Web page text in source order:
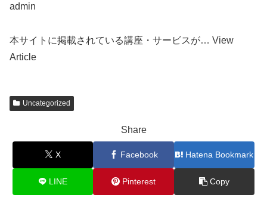
admin
本サイトに掲載されている講座・サービスが… View
Article
Uncategorized
Share
X Facebook Hatena Bookmark
LINE Pinterest Copy